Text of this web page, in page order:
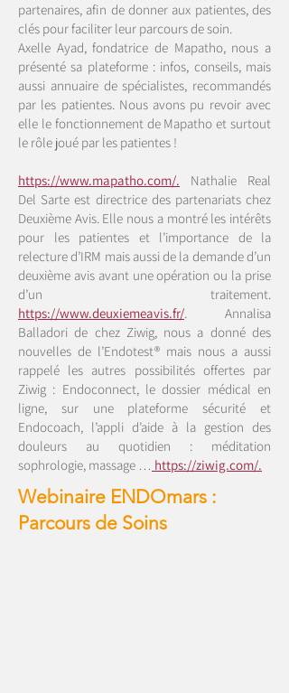
partenaires, afin de donner aux patientes, des
clés pour faciliter leur parcours de soin.
Axelle Ayad, fondatrice de Mapatho, nous a
présenté sa plateforme : infos, conseils, mais
aussi annuaire de spécialistes, recommandés
par les patientes. Nous avons pu revoir avec
elle le fonctionnement de Mapatho et surtout
le rôle joué par les patientes !
https://www.mapatho.com/. Nathalie Real
Del Sarte est directrice des partenariats chez
Deuxième Avis. Elle nous a montré les intérêts
pour les patientes et l’importance de la
relecture d’IRM mais aussi de la demande d’un
deuxième avis avant une opération ou la prise
d’un traitement.
https://www.deuxiemeavis.fr/. Annalisa
Balladori de chez Ziwig, nous a donné des
nouvelles de l’Endotest® mais nous a aussi
rappelé les autres possibilités offertes par
Ziwig : Endoconnect, le dossier médical en
ligne, sur une plateforme sécurité et
Endocoach, l’appli d’aide à la gestion des
douleurs au quotidien : méditation
sophrologie, massage … https://ziwig.com/.
Webinaire ENDOmars :
Parcours de Soins